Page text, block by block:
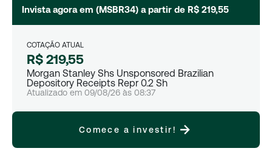
Invista agora em (MSBR34) a partir de R$ 219,55
COTAÇÃO ATUAL
R$ 219,55
Morgan Stanley Shs Unsponsored Brazilian
Depository Receipts Repr 0.2 Sh
Atualizado em 09/08/26 às 08:37
Comece a investir!